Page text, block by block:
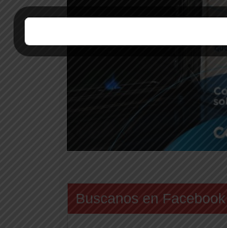
Buscanos en Facebook